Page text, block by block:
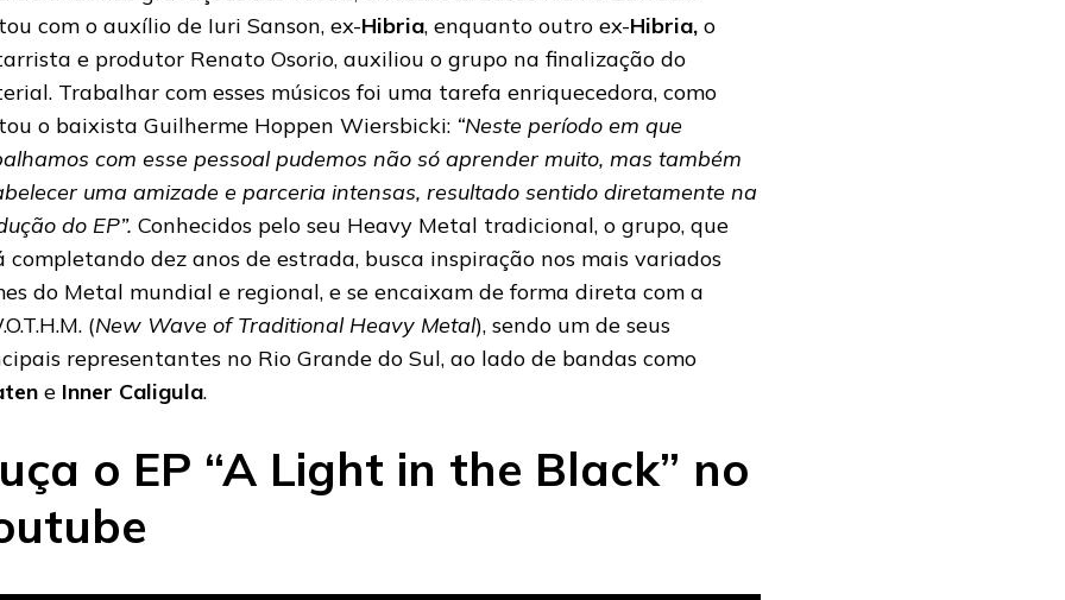
com o auxílio de Iuri Sanson, ex-Hibria, enquanto outro ex-Hibria, o
e produtor Renato Osorio, auxiliou o grupo na finalização do
Trabalhar com esses músicos foi uma tarefa enriquecedora, como
o baixista Guilherme Hoppen Wiersbicki: “Neste período em que
com esse pessoal pudemos não só aprender muito, mas também
uma amizade e parceria intensas, resultado sentido diretamente na
do EP”. Conhecidos pelo seu Heavy Metal tradicional, o grupo, que
completando dez anos de estrada, busca inspiração nos mais variados
do Metal mundial e regional, e se encaixam de forma direta com a
(New Wave of Traditional Heavy Metal), sendo um de seus
representantes no Rio Grande do Sul, ao lado de bandas como
e Inner Caligula.
o EP “A Light in the Black” no